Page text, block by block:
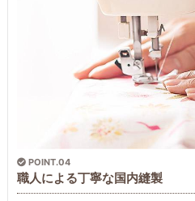
POINT.04
職人による丁寧な国内縫製